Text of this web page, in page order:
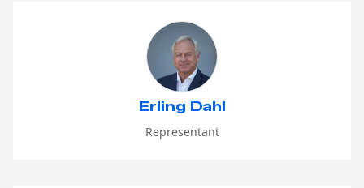
Erling Dahl
Representant